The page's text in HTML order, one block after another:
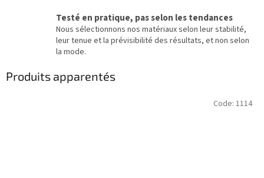
Testé en pratique, pas selon les tendances
Nous sélectionnons nos matériaux selon leur stabilité,
leur tenue et la prévisibilité des résultats, et non selon
la mode.
Produits apparentés
Code: 1114